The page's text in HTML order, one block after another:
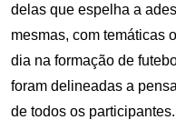
delas que espelha a
mesmas, com temáticas
dia na formação de
foram delineadas a
de todos os participantes.